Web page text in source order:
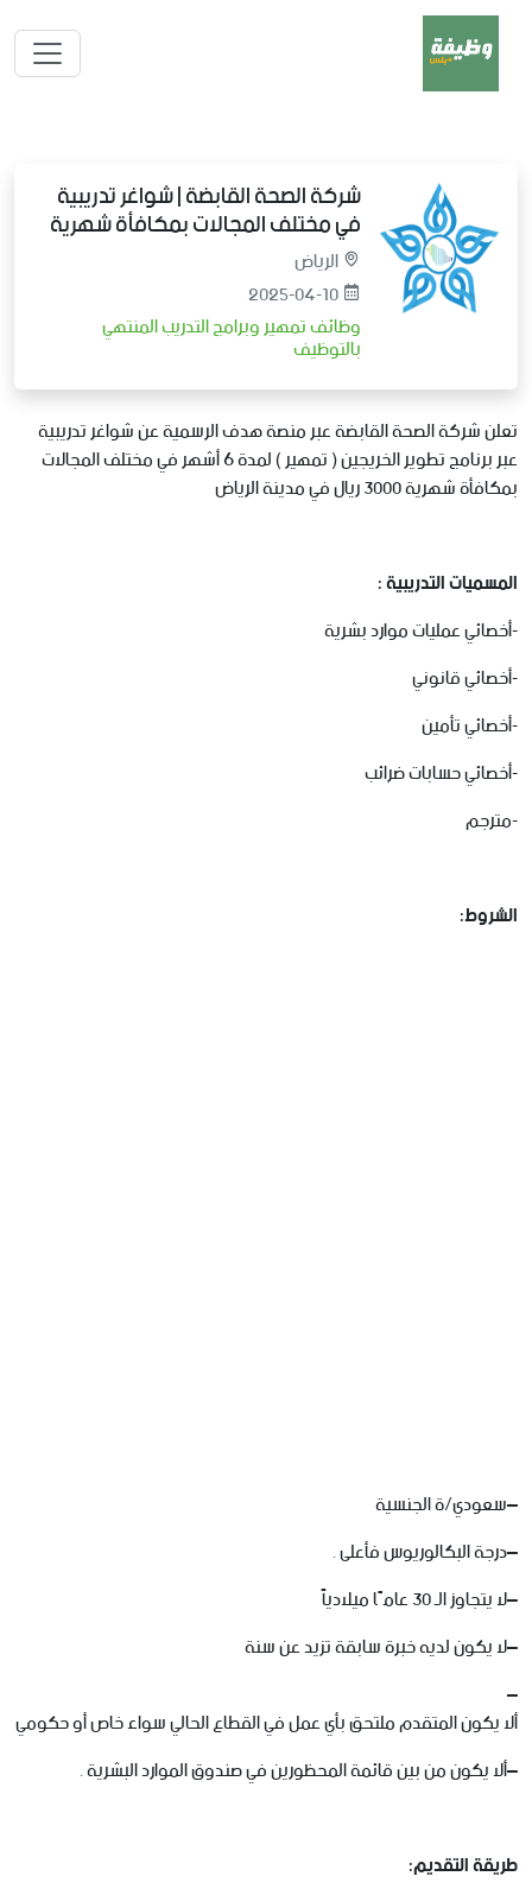
شركة الصحة القابضة | شواغر تدريبية
في مختلف المجالات بمكافأة شهرية
الرياض
2025-04-10
وظائف تمهير وبرامج التدريب المنتهي
بالتوظيف
تعلن شركة الصحة القابضة عبر منصة هدف الرسمية عن شواغر تدريبية
عبر برنامج تطوير الخريجين ( تمهير ) لمدة 6 أشهر في مختلف المجالات
بمكافأة شهرية 3000 ريال في مدينة الرياض
المسميات التدريبية :
-أخصائي عمليات موارد بشرية
-أخصائي قانوني
-أخصائي تأمين
-أخصائي حسابات ضرائب
-مترجم
الشروط:
–سعودي/ةالجنسية
–درجةالبكالوريوسفأعلى.
–لايتجاوزالـ30 عامًاميلادياً
–لايكونلديهخبرةسابقةتزيدعنسنة
–
ألايكونالمتقدمملتحقبأيعملفيالقطاعالحاليسواءخاصأوحكومي
–ألايكونمنبينقائمةالمحظورينفيصندوقالمواردالبشرية.
طريقةالتقديم: